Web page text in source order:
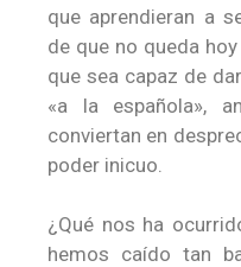
que aprendieran a
de que no queda
que sea capaz de
«a la española»,
conviertan en
poder inicuo.
¿Qué nos ha
hemos caído tan